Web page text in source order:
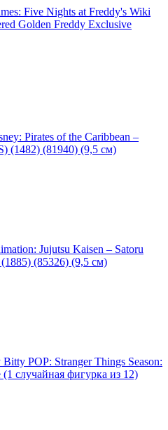
Five Nights at Freddy's Wiki
Golden Freddy Exclusive
Pirates of the Caribbean –
(1482) (81940) (9,5 см)
Jujutsu Kaisen – Satoru
(85326) (9,5 см)
POP: Stranger Things Season:
случайная фигурка из 12)